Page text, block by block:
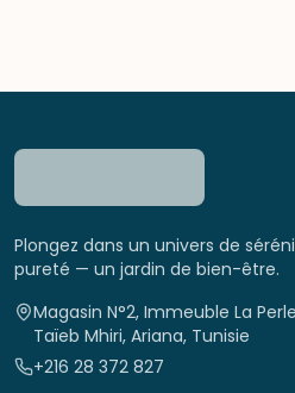
Plongez dans un univers de
pureté — un jardin de bien-être.
Magasin N°2, Immeuble La
Taïeb Mhiri, Ariana, Tunisie
+216 28 372 827